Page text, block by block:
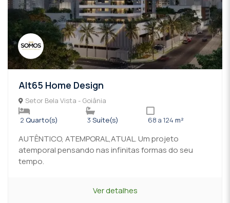
Alt65 Home Design
Setor Bela Vista - Goiânia
2 Quarto(s) 3 Suíte(s) 68 a 124 m²
AUTÊNTICO, ATEMPORAL,ATUAL. Um projeto
atemporal pensando nas infinitas formas do seu
tempo.
Ver detalhes